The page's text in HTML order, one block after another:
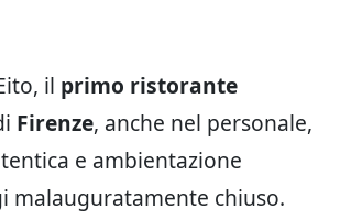
il primo ristorante
Firenze, anche nel personale,
e ambientazione
malauguratamente chiuso.